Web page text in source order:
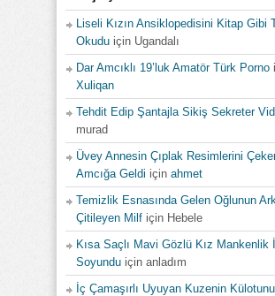
Liseli Kızın Ansiklopedisini Kitap Gibi
Okudu için Ugandalı
Dar Amcıklı 19’luk Amatör Türk Porno
Xuliqan
Tehdit Edip Şantajla Sikiş Sekreter
murad
Üvey Annesin Çıplak Resimlerini
Amcığa Geldi için ahmet
Temizlik Esnasında Gelen Oğlunun
Çitileyen Milf için Hebele
Kısa Saçlı Mavi Gözlü Kız Mankenlik
Soyundu için anladım
İç Çamaşırlı Uyuyan Kuzenin